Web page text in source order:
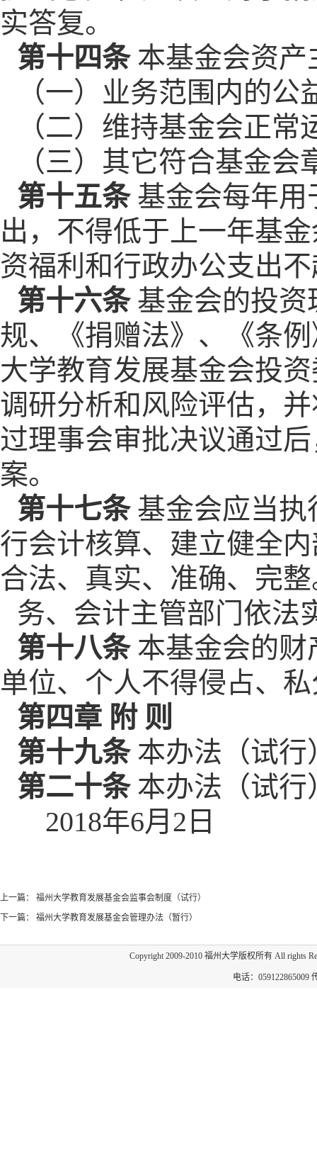
实答复。
第十四条本基金会资产
（一）业务范围内的公
（二）维持基金会正
（三）其它符合基金会
第十五条基金会每年用
出，不得低于上一年基
资福利和行政办公支出
第十六条基金会的投资
规、《捐赠法》、《条
大学教育发展基金会投
调研分析和风险评估，
过理事会审批决议通过
案。
第十七条基金会应当执
行会计核算、建立健全
合法、真实、准确、完
务、会计主管部门依法
第十八条本基金会的财
单位、个人不得侵占、
第四章 附 则
第十九条本办法（试行
第二十条本办法（试行
2018年6月2日
上一篇：
福州大学教育发展基金会监事会制度（试行）
下一篇：
福州大学教育发展基金会管理办法（暂行）
Copyright 2009-2010 福州大学版权所有 All rights
电话：059122865009